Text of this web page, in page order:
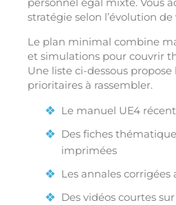
stratégie selon l’évolution
Le plan minimal combine
et simulations pour couvrir
Une liste ci-dessous propose
prioritaires à rassembler.
Le manuel UE4
Des fiches
imprimées
Les annales corrigées
Des vidéos courtes